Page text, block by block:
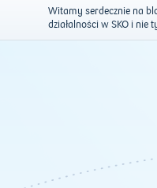
Witamy serdecznie na
działalności w SKO i nie